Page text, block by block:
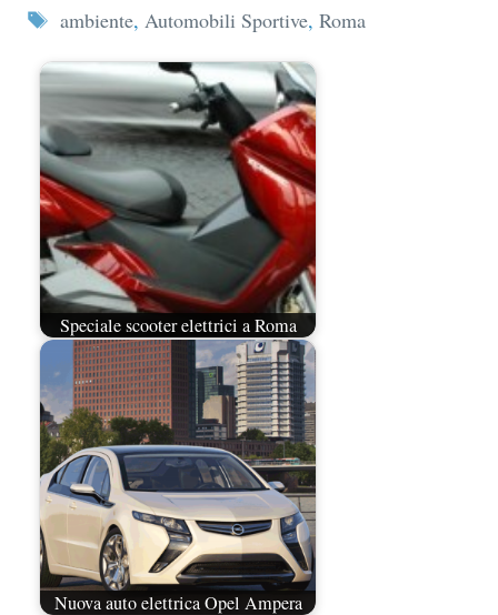
Tag
ambiente, Automobili Sportive, Roma
Speciale scooter elettrici a Roma
Nuova auto elettrica Opel Ampera